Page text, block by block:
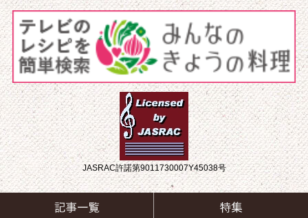
JASRAC許諾第9011730007Y45038号